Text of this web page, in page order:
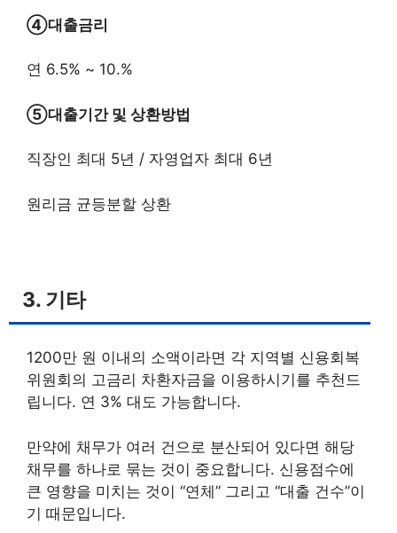
④대출금리
연 6.5% ~ 10.%
⑤대출기간 및 상환방법
직장인 최대 5년 / 자영업자 최대 6년
원리금 균등분할 상환
3. 기타
1200만 원 이내의 소액이라면 각 지역별 신용회복
위원회의 고금리 차환자금을 이용하시기를 추천드
립니다. 연 3% 대도 가능합니다.
만약에 채무가 여러 건으로 분산되어 있다면 해당
채무를 하나로 묶는 것이 중요합니다. 신용점수에
큰 영향을 미치는 것이 “연체” 그리고 “대출 건수”이
기 때문입니다.